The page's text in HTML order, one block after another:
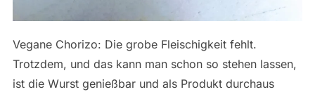
Vegane Chorizo: Die grobe Fleischigkeit fehlt.
Trotzdem, und das kann man schon so stehen lassen,
ist die Wurst genießbar und als Produkt durchaus